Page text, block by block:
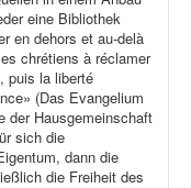
eine Bibliothek
en dehors et au-delà
chrétiens à réclamer
puis la liberté
(Das Evangelium
der Hausgemeinschaft
sich die
dann die
die Freiheit des